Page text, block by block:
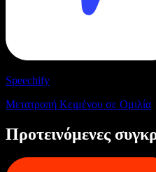
Speechify
Μετατροπή Κειμένου σε Ομιλία
Προτεινόμενες